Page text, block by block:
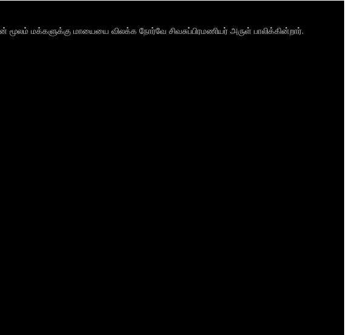
மக்களுக்கு மாயையை விலக்க நோர்வே சிவசுப்பிரமணியர் அருள் பாலிக்கின்றார்.